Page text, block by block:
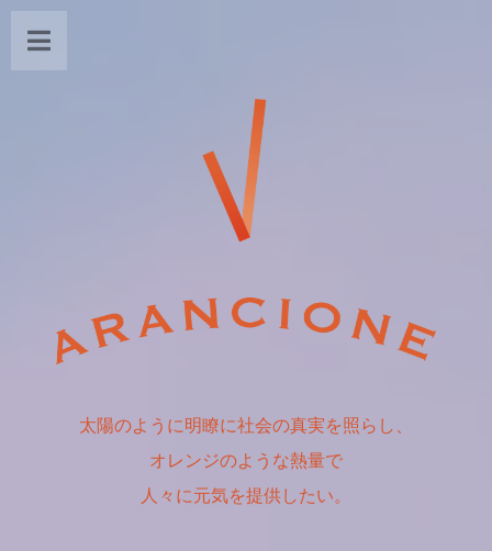
太陽のように明瞭に社会の真実を照らし、
オレンジのような熱量で
人々に元気を提供したい。